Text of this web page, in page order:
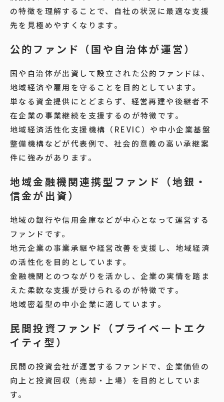
の特徴を理解することで、自社の状況に最適な支援
先を見極めやすくなります。
公的ファンド（国や自治体が運営）
国や自治体が出資して設立された公的ファンドは、
地域経済や雇用を守ることを目的としています。
単なる資金提供にとどまらず、経営再建や後継者不
在企業の事業継続を支援するのが特徴です。
地域経済活性化支援機構（REVIC）や中小企業基盤
整備機構などが代表例で、社会的意義の高い承継案
件に強みがあります。
地域金融機関連携型ファンド（地銀・
信金が出資）
地域の銀行や信用金庫などが中心となって運営する
ファンドです。
地元企業の事業承継や経営改善を支援し、地域経済
の活性化を目的としています。
金融機関とのつながりを活かし、企業の実情を踏ま
えた柔軟な支援が受けられるのが特徴です。
地域密着型の中小企業に適しています。
民間投資ファンド（プライベートエク
イティ型）
民間の投資会社が運営するファンドで、企業価値の
向上と投資回収（売却・上場）を目的としていま
す。